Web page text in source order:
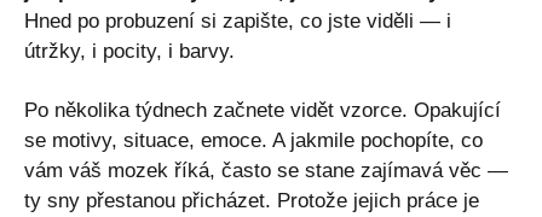
Hned po probuzení si zapište, co jste viděli — i
útržky, i pocity, i barvy.
Po několika týdnech začnete vidět vzorce. Opakující
se motivy, situace, emoce. A jakmile pochopíte, co
vám váš mozek říká, často se stane zajímavá věc —
ty sny přestanou přicházet. Protože jejich práce je